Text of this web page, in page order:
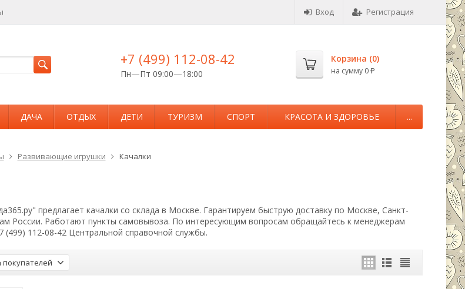
Вход Регистрация
+7 (499) 112-08-42
Пн—Пт 09:00—18:00
Корзина (0)
на сумму 0 ₽
ДАЧА ОТДЫХ ДЕТИ ТУРИЗМ СПОРТ КРАСОТА И ЗДОРОВЬЕ ...
Развивающие игрушки Качалки
предлагает качалки со склада в Москве. Гарантируем быструю доставку по Москве, Санкт-
России. Работают пункты самовывоза. По интересующим вопросам обращайтесь к менеджерам
(499) 112-08-42 Центральной справочной службы.